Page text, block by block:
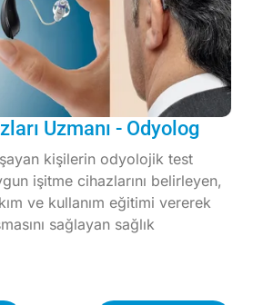
Uzmanı - Odyolog
kişilerin odyolojik test
işitme cihazlarını belirleyen,
ve kullanım eğitimi vererek
sağlayan sağlık